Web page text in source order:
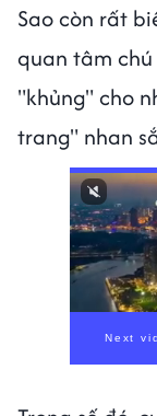
Sao còn rất
quan tâm
"khủng" cho
trang" nhan